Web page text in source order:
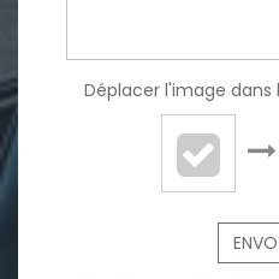
Déplacer l'image